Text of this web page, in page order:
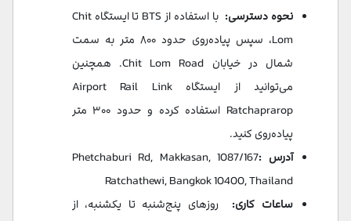
نحوه دسترسی:
با استفاده از BTS تا ایستگاه Chit
Lom، سپس پیاده‌روی حدود ۸۰۰ متر به سمت
شمال در خیابان Chit Lom Road. همچنین
می‌توانید از ایستگاه Airport Rail Link
Ratchaprarop استفاده کرده و حدود ۳۰۰ متر
پیاده‌روی کنید.
آدرس :
1087/167 Phetchaburi Rd, Makkasan,
Ratchathewi, Bangkok 10400, Thailand ​
ساعات کاری: روزهای پنج‌شنبه تا یکشنبه، از